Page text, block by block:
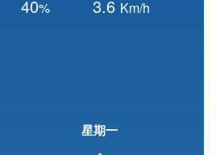
40% 3.6 Km/h
星期一